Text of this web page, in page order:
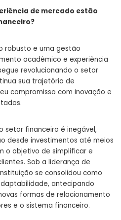
de mercado estão
robusto e uma gestão
acadêmico e experiência
revolucionando o setor
sua trajetória de
compromisso com inovação e
setor financeiro é inegável,
desde investimentos até meios
o objetivo de simplificar e
Sob a liderança de
se consolidou como
antecipando
formas de relacionamento
e o sistema financeiro.